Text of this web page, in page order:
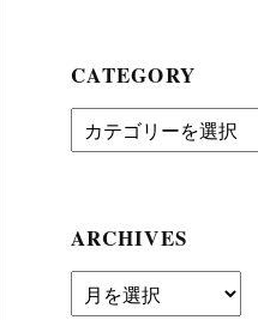
CATEGORY
Category
ARCHIVES
archives